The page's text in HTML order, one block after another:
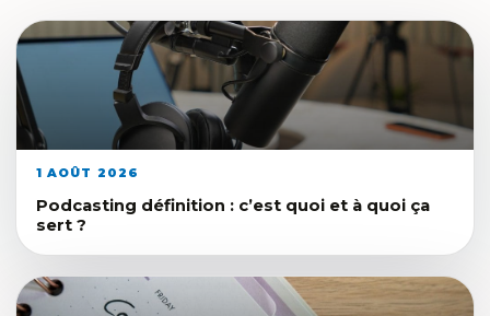
1 AOÛT 2026
Podcasting définition : c’est quoi et à quoi ça
sert ?